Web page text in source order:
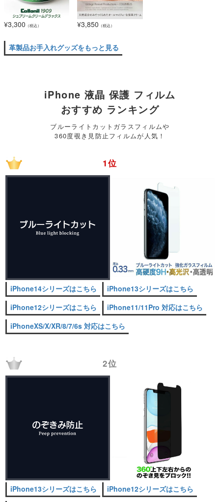
¥3,300 （税込） ¥3,850 （税込）
革製品お手入れグッズをもっと見る
iPhone 液晶 保護 フィルム
おすすめ ランキング
ブルーライトカットガラスフィルムや
360度覗き見防止フィルムが人気！
1位
iPhone14シリーズはこちら
iPhone13シリーズはこちら
iPhone12シリーズはこちら
iPhone11/11Pro 対応はこちら
iPhoneXS/X/XR/8/7/6s 対応はこちら
2位
iPhone13シリーズはこちら
iPhone12シリーズはこちら